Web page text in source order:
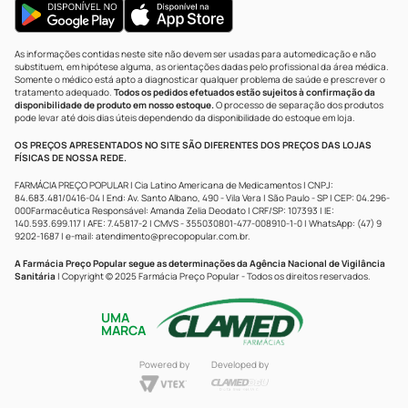
As informações contidas neste site não devem ser usadas para automedicação e não
substituem, em hipótese alguma, as orientações dadas pelo profissional da área médica.
Somente o médico está apto a diagnosticar qualquer problema de saúde e prescrever o
tratamento adequado. Todos os pedidos efetuados estão sujeitos à confirmação da
disponibilidade de produto em nosso estoque.O processo de separação dos produtos
pode levar até dois dias úteis dependendo da disponibilidade do estoque em loja.
OS PREÇOS APRESENTADOS NO SITE SÃO DIFERENTES DOS PREÇOS DAS LOJAS
FÍSICAS DE NOSSA REDE.
FARMÁCIA PREÇO POPULAR | Cia Latino Americana de Medicamentos | CNPJ:
84.683.481/0416-04 | End: Av. Santo Albano, 490 - Vila Vera | São Paulo - SP | CEP: 04.296-
000Farmacêutica Responsável: Amanda Zelia Deodato | CRF/SP: 107393 | IE:
140.593.699.117 | AFE: 7.45817-2 | CMVS - 355030801-477-008910-1-0 | WhatsApp: (47) 9
9202-1687 | e-mail: atendimento@precopopular.com.br.
A Farmácia Preço Popular segue as determinações da Agência Nacional de Vigilância
Sanitária | Copyright © 2025 Farmácia Preço Popular - Todos os direitos reservados.
UMA
MARCA
Powered by Developed by